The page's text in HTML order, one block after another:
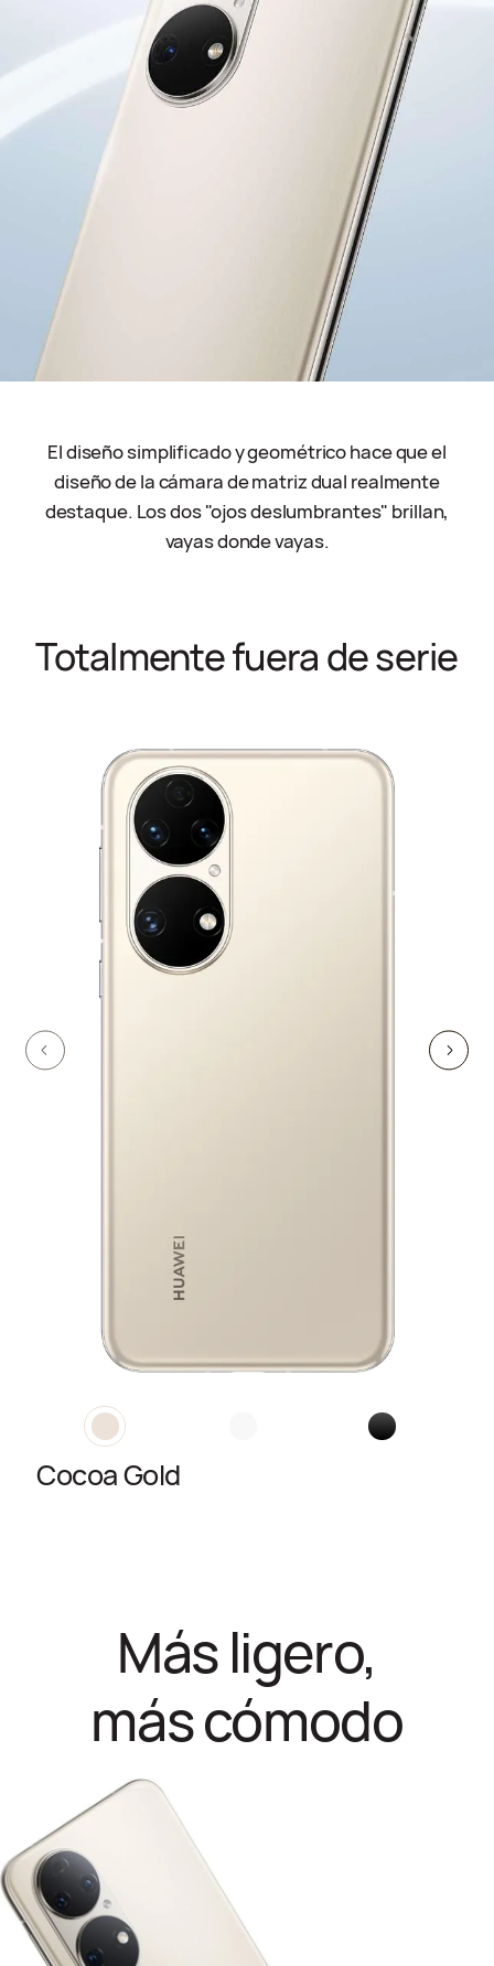
El diseño simplificado y geométrico hace que el
diseño de la cámara de matriz dual realmente
destaque. Los dos "ojos deslumbrantes" brillan,
vayas donde vayas.
Totalmente fuera de serie
Cocoa Gold
Más ligero,
más cómodo